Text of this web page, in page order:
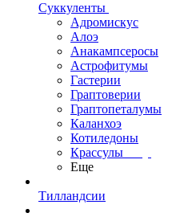
Суккуленты
Адромискус
Алоэ
Анакампсеросы
Астрофитумы
Гастерии
Граптоверии
Граптопеталумы
Каланхоэ
Котиледоны
Крассулы
Еще
Тилландсии